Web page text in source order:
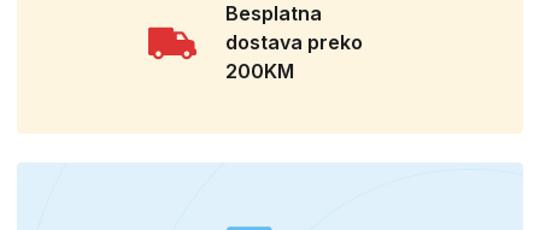
Besplatna
dostava preko
200KM